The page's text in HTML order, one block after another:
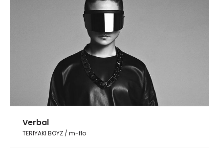
Verbal
TERIYAKI BOYZ / m-flo